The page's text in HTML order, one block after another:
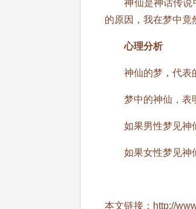
神仙是神话传说中
的原因，我在梦中竟
心理分析
神仙的梦，代表的
梦中的神仙，表明
如果男性梦见神仙
如果女性梦见神仙
本文链接： http://